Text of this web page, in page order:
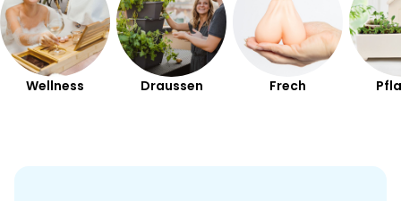
Wellness Draussen Frech